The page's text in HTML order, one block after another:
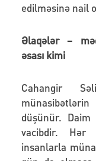
edilməsinə nail
Əlaqələr –
əsası kimi
Cahangir
düşünür. Daim
vacibdir. Hər
insanlarla